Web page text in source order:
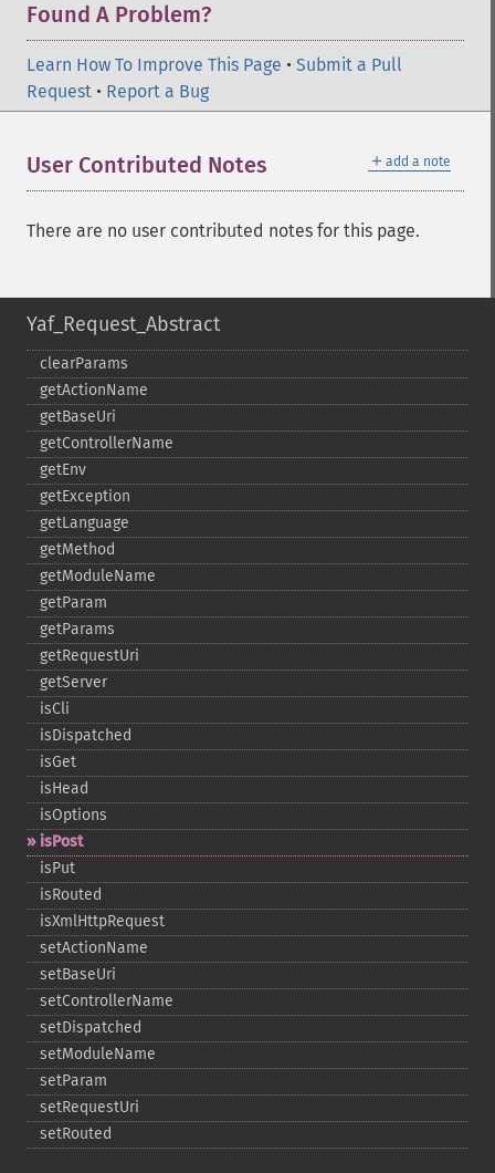
Found A Problem?
Learn How To Improve This Page • Submit a Pull
Request • Report a Bug
＋ add a note
User Contributed Notes
There are no user contributed notes for this page.
Yaf_Request_Abstract
clearParams
getActionName
getBaseUri
getControllerName
getEnv
getException
getLanguage
getMethod
getModuleName
getParam
getParams
getRequestUri
getServer
isCli
isDispatched
isGet
isHead
isOptions
isPost
isPut
isRouted
isXmlHttpRequest
setActionName
setBaseUri
setControllerName
setDispatched
setModuleName
setParam
setRequestUri
setRouted